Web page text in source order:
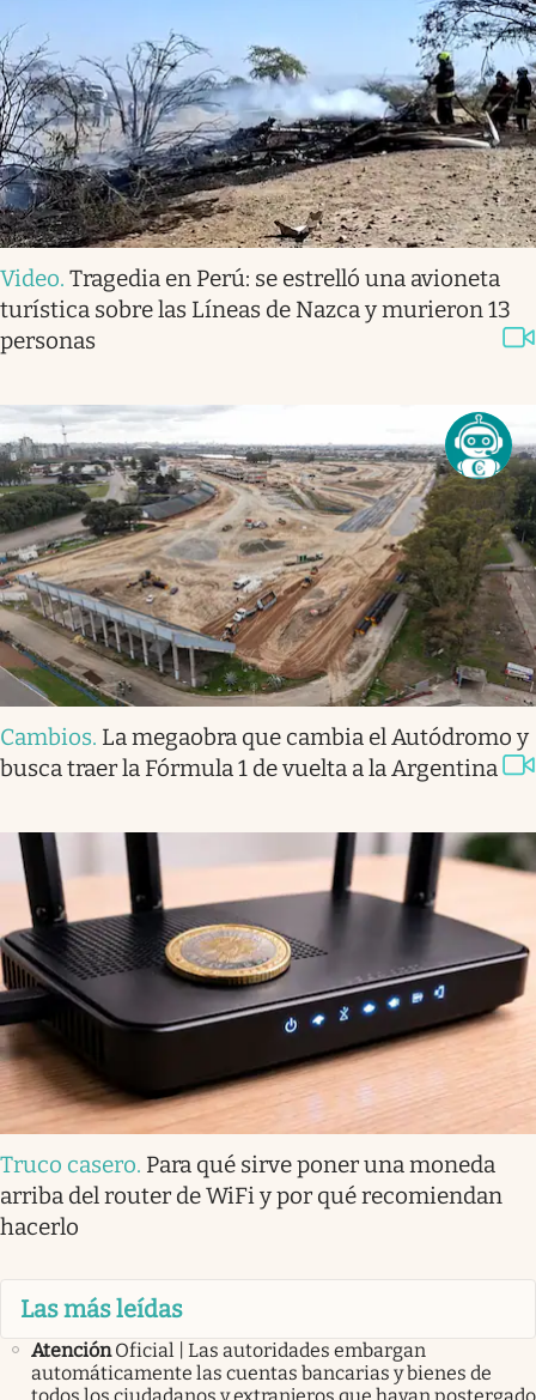
Video. Tragedia en Perú: se estrelló una avioneta
turística sobre las Líneas de Nazca y murieron 13
personas
Cambios. La megaobra que cambia el Autódromo y
busca traer la Fórmula 1 de vuelta a la Argentina
Truco casero. Para qué sirve poner una moneda
arriba del router de WiFi y por qué recomiendan
hacerlo
Las más leídas
Atención Oficial | Las autoridades embargan
automáticamente las cuentas bancarias y bienes de